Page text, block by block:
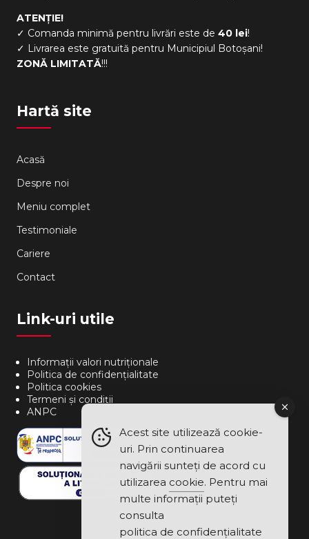
ATENȚIE!
✓ Comanda minimă pentru livrări este de40 lei!
✓ Livrarea este gratuită pentru Municipiul Botoșani!
ZONĂ LIMITATĂ!!!
Hartă site
Acasă
Despre noi
Meniu complet
Testimoniale
Cariere
Contact
Link-uri utile
Informații valori nutriționale
Politica de confidențialitate
Politica cookies
Termeni și condiții
ANPC
Acest site utilizează cookie-
uri. Prin continuarea
navigării sunteți de acord cu
utilizarea cookie. Pentru mai
multe informații puteți
consulta
politica de confidențialitate